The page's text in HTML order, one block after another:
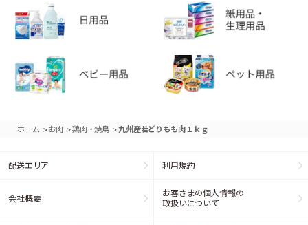
ホーム >お肉 >鶏肉・焼鳥 >九州産若どりもも肉１ｋｇ
配送エリア 利用規約
会社概要
お客さまの個人情報の
取扱いについて